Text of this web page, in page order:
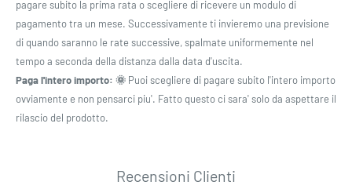
pagare subito la prima rata o scegliere di ricevere un modulo di
pagamento tra un mese. Successivamente ti invieremo una previsione
di quando saranno le rate successive, spalmate uniformemente nel
tempo a seconda della distanza dalla data d'uscita.
Paga l'intero importo: 🌞 Puoi scegliere di pagare subito l'intero importo
ovviamente e non pensarci piu'. Fatto questo ci sara' solo da aspettare il
rilascio del prodotto.
Recensioni Clienti